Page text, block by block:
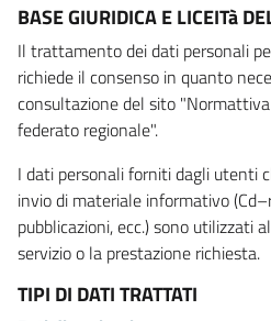
BASE GIURIDICA E LICEITà
Il trattamento dei dati personali
richiede il consenso in quanto
consultazione del sito
federato regionale".
I dati personali forniti dagli utenti
invio di materiale informativo
pubblicazioni, ecc.) sono utilizzati
servizio o la prestazione richiesta.
TIPI DI DATI TRATTATI